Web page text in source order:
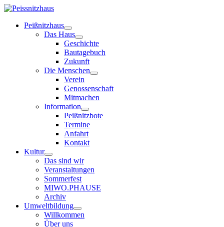
Peißnitzhaus
Das Haus
Geschichte
Bautagebuch
Zukunft
Die Menschen
Verein
Genossenschaft
Mitmachen
Information
Peißnitzbote
Termine
Anfahrt
Kontakt
Kultur
Das sind wir
Veranstaltungen
Sommerfest
MIWO.PHAUSE
Archiv
Umweltbildung
Willkommen
Über uns